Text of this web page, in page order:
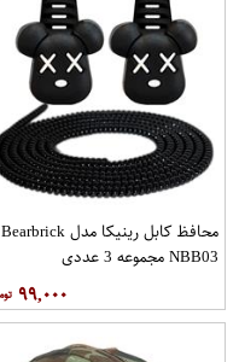
محافظ کابل رینیکا مدل Bearbrick
NBB03 مجموعه 3 عددی
۹۹,۰۰۰